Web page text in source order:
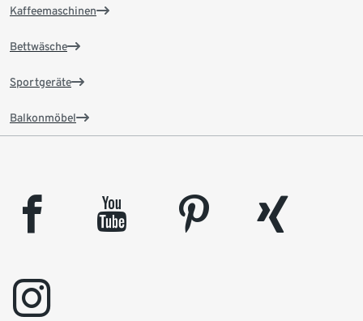
Kaffeemaschinen
Bettwäsche
Sportgeräte
Balkonmöbel
facebook youtube pinterest
xing
instagram